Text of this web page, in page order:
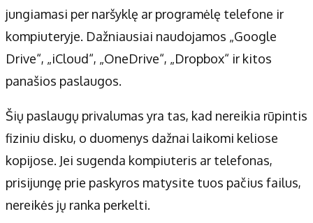
jungiamasi per naršyklę ar programėlę telefone ir
kompiuteryje. Dažniausiai naudojamos „Google
Drive“, „iCloud“, „OneDrive“, „Dropbox“ ir kitos
panašios paslaugos.
Šių paslaugų privalumas yra tas, kad nereikia rūpintis
fiziniu disku, o duomenys dažnai laikomi keliose
kopijose. Jei sugenda kompiuteris ar telefonas,
prisijungę prie paskyros matysite tuos pačius failus,
nereikės jų ranka perkelti.